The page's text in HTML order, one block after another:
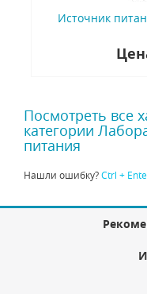
Источник
Посмотреть все
категории
питания
Нашли ошибку?Ctrl +